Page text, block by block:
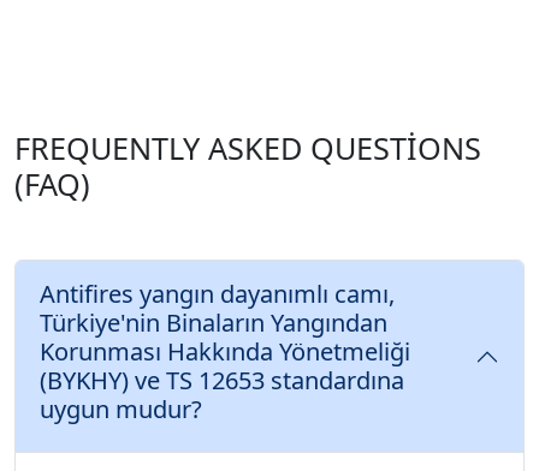
FREQUENTLY ASKED QUESTIONS
(FAQ)
Antifires yangın dayanımlı camı,
Türkiye'nin Binaların Yangından
Korunması Hakkında Yönetmeliği
(BYKHY) ve TS 12653 standardına
uygun mudur?